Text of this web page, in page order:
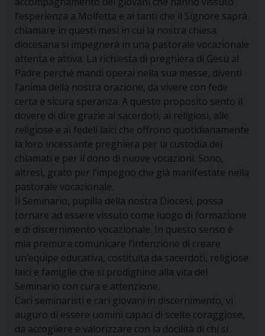
l’esperienza a Molfetta e ai tanti che il Signore saprà
chiamare in questi mesi in cui la nostra chiesa
diocesana si impegnerà in una pastorale vocazionale
attenta e attiva. La richiesta di preghiera di Gesù al
Padre perché mandi operai nella sua messe, diventi
l’anima della nostra orazione, da vivere con fede
certa e sicura speranza. A questo proposito sento il
dovere di dire grazie ai sacerdoti, ai religiosi, alle
religiose e ai fedeli laici che offrono quotidianamente
la loro incessante preghiera per la custodia dei
chiamati e per il dono di nuove vocazioni. Sono,
altresì, grato per l’impegno che già manifestate nella
pastorale vocazionale.
Il Seminario, pupilla della nostra Diocesi, possa
tornare ad essere vissuto come luogo di formazione
e di discernimento vocazionale. In questo senso è
mia premura comunicare l’intenzione di creare
un’equipe educativa, costituita da sacerdoti, religiose
laici e famiglie che si prodighino alla vita del
Seminario con cura e attenzione.
Cari seminaristi e cari giovani in discernimento, vi
auguro di essere uomini capaci di scelte coraggiose,
da accogliere e valorizzare con la docilità di chi si